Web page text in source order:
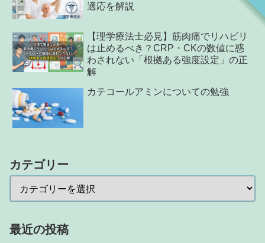
適応を解説
【理学療法士必見】筋肉痛でリハビリ
は止めるべき？CRP・CKの数値に惑
わされない「根拠ある強度設定」の正
解
カテコールアミンについての勉強
カテゴリー
最近の投稿